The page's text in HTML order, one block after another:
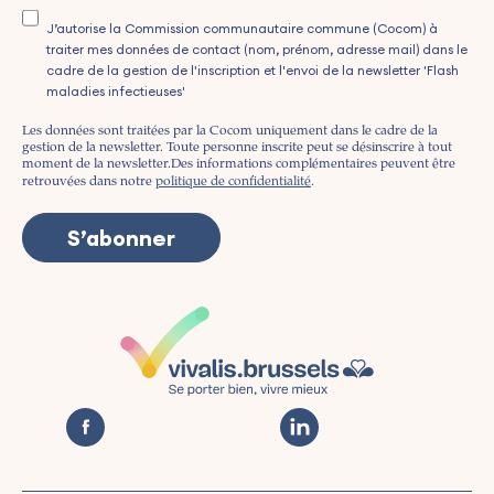
J’autorise la Commission communautaire commune (Cocom) à
traiter mes données de contact (nom, prénom, adresse mail) dans le
cadre de la gestion de l'inscription et l'envoi de la newsletter 'Flash
maladies infectieuses'
Les données sont traitées par la Cocom uniquement dans le cadre de la
gestion de la newsletter. Toute personne inscrite peut se désinscrire à tout
moment de la newsletter.Des informations complémentaires peuvent être
retrouvées dans notre politique de confidentialité.